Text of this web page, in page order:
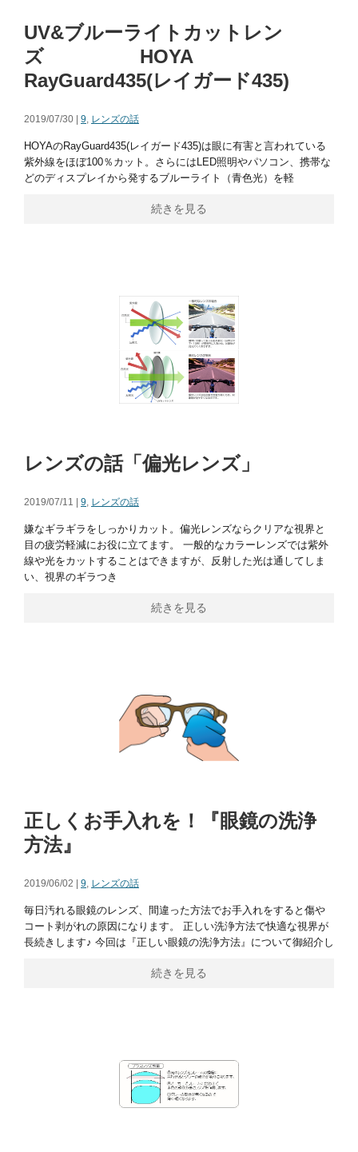
UV&ブルーライトカットレン
ズ HOYA
RayGuard435(レイガード435)
2019/07/30 | 9, レンズの話
HOYAのRayGuard435(レイガード435)は眼に有害と言われている
紫外線をほぼ100％カット。さらにはLED照明やパソコン、携帯な
どのディスプレイから発するブルーライト（青色光）を軽
続きを見る
レンズの話「偏光レンズ」
2019/07/11 | 9 レンズの話
嫌なギラギラをしっかりカット。偏光レンズならクリアな視界と
目の疲労軽減にお役に立てます。 一般的なカラーレンズでは紫外
線や光をカットすることはできますが、反射した光は通してしま
い、視界のギラつき
続きを見る
正しくお手入れを！『眼鏡の洗浄
方法』
2019/06/02 | 9, レンズの話
毎日汚れる眼鏡のレンズ、間違った方法でお手入れをすると傷や
コート剥がれの原因になります。 正しい洗浄方法で快適な視界が
長続きします♪ 今回は『正しい眼鏡の洗浄方法』について御紹介し
続きを見る